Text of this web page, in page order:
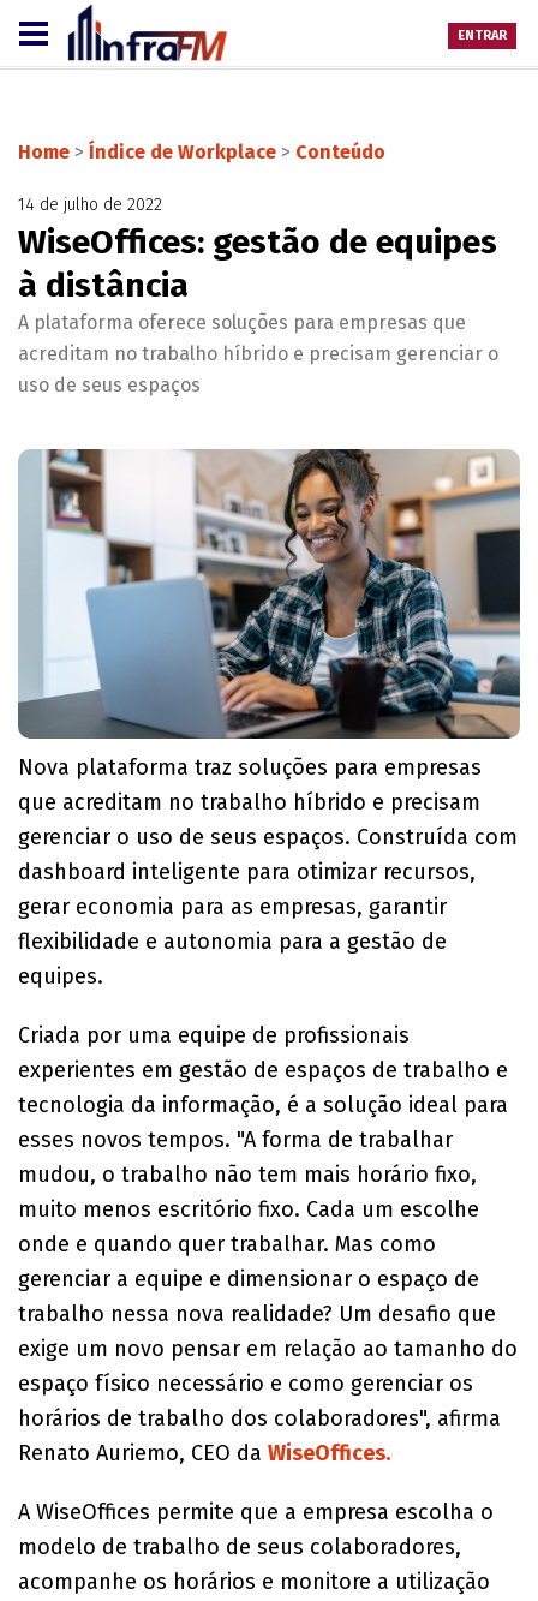
ENTRAR
Home > Índice de Workplace > Conteúdo
14 de julho de 2022
WiseOffices: gestão de equipes
à distância
A plataforma oferece soluções para empresas que
acreditam no trabalho híbrido e precisam gerenciar o
uso de seus espaços
Nova plataforma traz soluções para empresas
que acreditam no trabalho híbrido e precisam
gerenciar o uso de seus espaços. Construída com
dashboard inteligente para otimizar recursos,
gerar economia para as empresas, garantir
flexibilidade e autonomia para a gestão de
equipes.
Criada por uma equipe de profissionais
experientes em gestão de espaços de trabalho e
tecnologia da informação, é a solução ideal para
esses novos tempos. "A forma de trabalhar
mudou, o trabalho não tem mais horário fixo,
muito menos escritório fixo. Cada um escolhe
onde e quando quer trabalhar. Mas como
gerenciar a equipe e dimensionar o espaço de
trabalho nessa nova realidade? Um desafio que
exige um novo pensar em relação ao tamanho do
espaço físico necessário e como gerenciar os
horários de trabalho dos colaboradores", afirma
Renato Auriemo, CEO da WiseOffices.
A WiseOffices permite que a empresa escolha o
modelo de trabalho de seus colaboradores,
acompanhe os horários e monitore a utilização